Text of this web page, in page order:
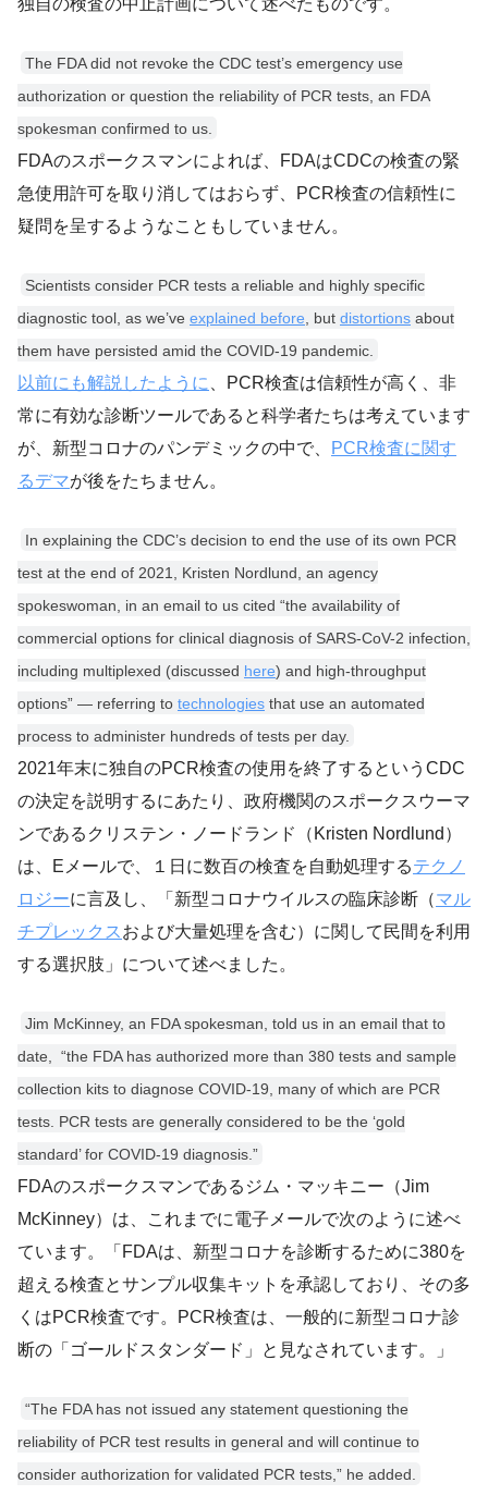
The FDA did not revoke the CDC test’s emergency use
authorization or question the reliability of PCR tests, an FDA
spokesman confirmed to us.
FDAのスポークスマンによれば、FDAはCDCの検査の緊
急使用許可を取り消してはおらず、PCR検査の信頼性に
疑問を呈するようなこともしていません。
Scientists consider PCR tests a reliable and highly specific
diagnostic tool, as we’ve explained before , but distortions about
them have persisted amid the COVID-19 pandemic.
以前にも解説したように
、PCR検査は信頼性が高く、非
常に有効な診断ツールであると科学者たちは考えています
が、新型コロナのパンデミックの中で、
PCR検査に関す
るデマが後をたちません。
In explaining the CDC’s decision to end the use of its own PCR
test at the end of 2021, Kristen Nordlund, an agency
spokeswoman, in an email to us cited “the availability of
commercial options for clinical diagnosis of SARS-CoV-2 infection,
including multiplexed (discussed here) and high-throughput
options” — referring to technologies that use an automated
process to administer hundreds of tests per day.
2021年末に独自のPCR検査の使用を終了するというCDC
の決定を説明するにあたり、政府機関のスポークスウーマ
ンであるクリステン・ノードランド（Kristen Nordlund）
は、Eメールで、１日に数百の検査を自動処理するテクノ
ロジーに言及し、「新型コロナウイルスの臨床診断（マル
チプレックス および大量処理を含む）に関して民間を利用
する選択肢」について述べました。
Jim McKinney, an FDA spokesman, told us in an email that to
date, “the FDA has authorized more than 380 tests and sample
collection kits to diagnose COVID-19, many of which are PCR
tests. PCR tests are generally considered to be the ‘gold
standard’ for COVID-19 diagnosis.”
FDAのスポークスマンであるジム・マッキニー（Jim
McKinney）は、これまでに電子メールで次のように述べ
ています。「FDAは、新型コロナを診断するために380を
超える検査とサンプル収集キットを承認しており、その多
くはPCR検査です。PCR検査は、一般的に新型コロナ診
断の「ゴールドスタンダード」と見なされています。」
“The FDA has not issued any statement questioning the
reliability of PCR test results in general and will continue to
consider authorization for validated PCR tests,” he added.